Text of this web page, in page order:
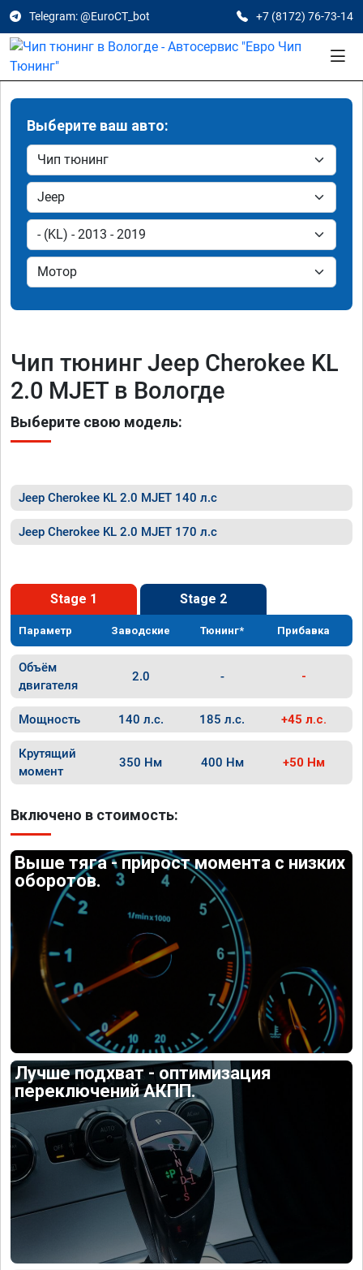
Telegram: @EuroCT_bot +7 (8172) 76-73-14
Выберите ваш авто:
Чип тюнинг Jeep Cherokee KL
2.0 MJET в Вологде
Выберите свою модель:
Jeep Cherokee KL 2.0 MJET 140 л.с
Jeep Cherokee KL 2.0 MJET 170 л.с
Stage 1 Stage 2
Параметр Заводские Тюнинг* Прибавка
Объём
двигателя
2.0 - -
Мощность 140 л.с. 185 л.с. +45 л.с.
Крутящий
момент
350 Нм 400 Нм +50 Нм
Включено в стоимость:
Выше тяга - прирост момента с низких
оборотов.
Лучше подхват - оптимизация
переключений АКПП.